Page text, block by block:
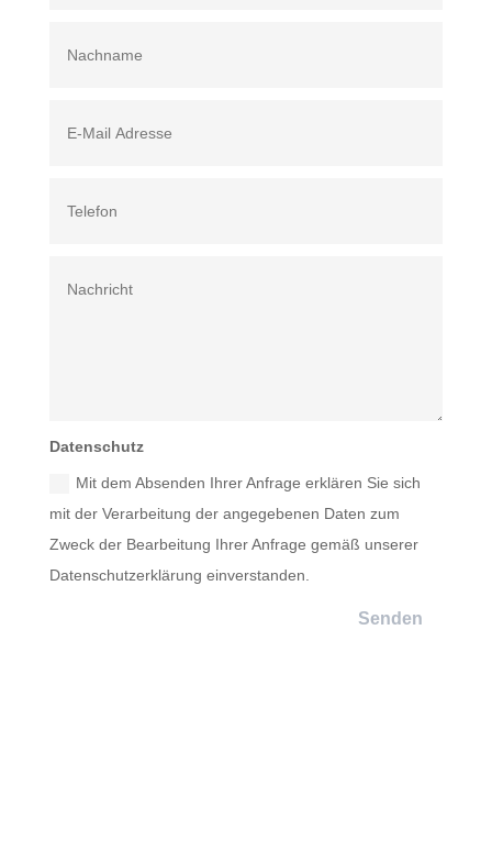
Datenschutz
Mit dem Absenden Ihrer Anfrage erklären Sie sich
mit der Verarbeitung der angegebenen Daten zum
Zweck der Bearbeitung Ihrer Anfrage gemäß unserer
Datenschutzerklärung einverstanden.
Senden